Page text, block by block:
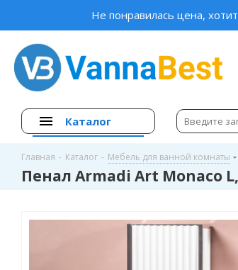
Не понравилась цена,
Каталог
Главная - Каталог - Мебель для ванной комнаты
Пенал Armadi Art Monaco